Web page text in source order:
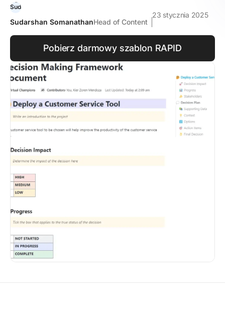
Sudarshan SomanathanHead of Content
23 stycznia 2025
Pobierz darmowy szablon RAPID